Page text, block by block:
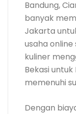
Bandung,
banyak
Jakarta
usaha online
kuliner
Bekasi
memenuhi
Dengan